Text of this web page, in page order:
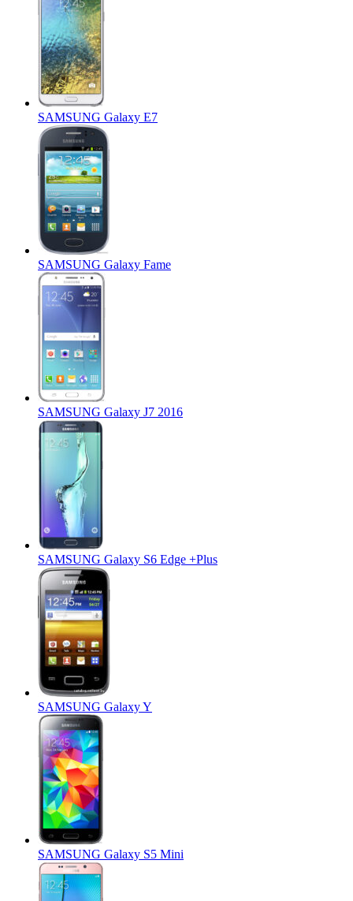
SAMSUNG Galaxy E7
SAMSUNG Galaxy Fame
SAMSUNG Galaxy J7 2016
SAMSUNG Galaxy S6 Edge +Plus
SAMSUNG Galaxy Y
SAMSUNG Galaxy S5 Mini